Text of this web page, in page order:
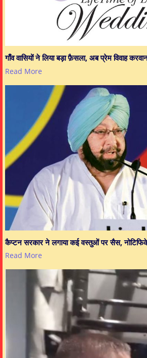
गाँव वासियों ने लिया बड़ा फ़ैसला, अब प्रेम विवाह
Read More
कैप्टन सरकार ने लगाया कई वस्तुओं पर सैस,
Read More